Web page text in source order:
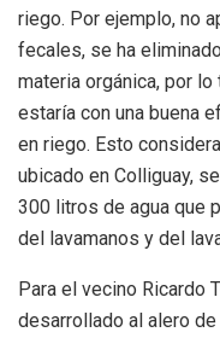
riego. Por ejemplo, no
fecales, se ha
materia orgánica, por
estaría con una buena
en riego. Esto
ubicado en Colliguay,
300 litros de agua que
del lavamanos y del
Para el vecino Ricardo
desarrollado al alero